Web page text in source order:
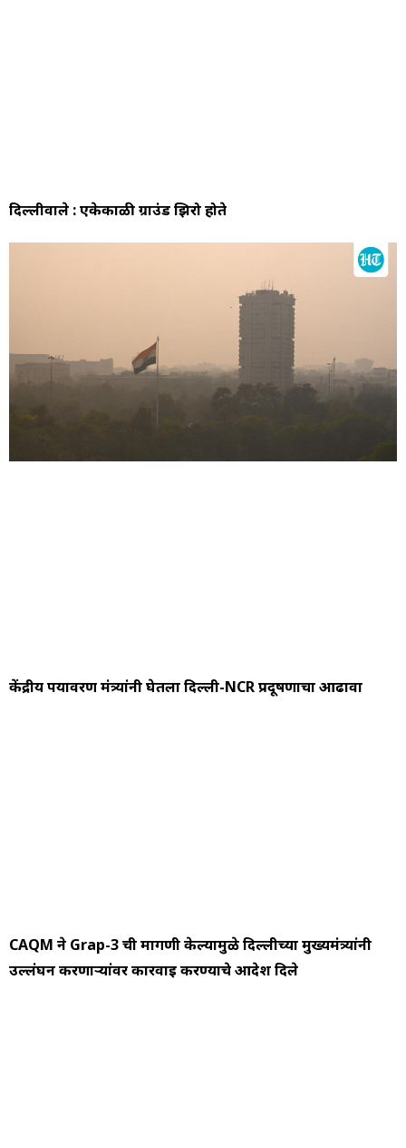
दिल्लीवाले : एकेकाळी ग्राउंड झिरो होते
केंद्रीय पर्यावरण मंत्र्यांनी घेतला दिल्ली-NCR प्रदूषणाचा आढावा
CAQM ने Grap-3 ची मागणी केल्यामुळे दिल्लीच्या मुख्यमंत्र्यांनी
उल्लंघन करणाऱ्यांवर कारवाई करण्याचे आदेश दिले